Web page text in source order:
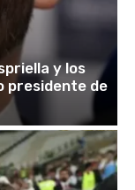
y los
presidente de